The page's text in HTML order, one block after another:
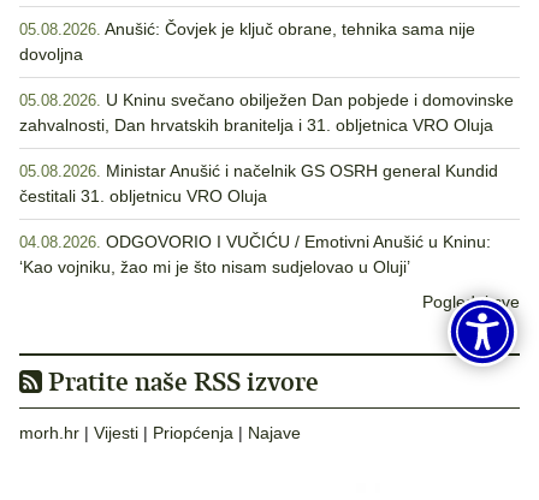
05.08.2026. Anušić: Čovjek je ključ obrane, tehnika sama nije
dovoljna
05.08.2026. U Kninu svečano obilježen Dan pobjede i domovinske
zahvalnosti, Dan hrvatskih branitelja i 31. obljetnica VRO Oluja
05.08.2026. Ministar Anušić i načelnik GS OSRH general Kundid
čestitali 31. obljetnicu VRO Oluja
04.08.2026. ODGOVORIO I VUČIĆU / Emotivni Anušić u Kninu:
‘Kao vojniku, žao mi je što nisam sudjelovao u Oluji’
Pogledaj sve
Pratite naše RSS izvore
morh.hr | Vijesti | Priopćenja | Najave